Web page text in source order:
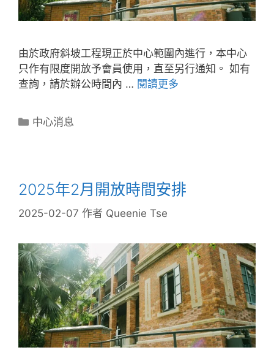
由於政府斜坡工程現正於中心範圍內進行，本中心
只作有限度開放予會員使用，直至另行通知。 如有
查詢，請於辦公時間內 … 閱讀更多
中心消息
2025年2月開放時間安排
2025-02-07 作者 Queenie Tse